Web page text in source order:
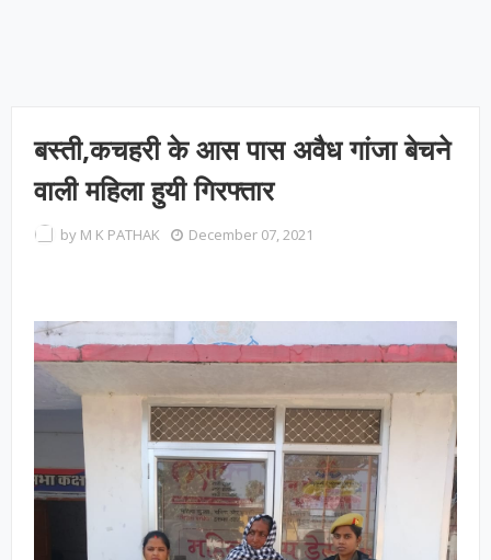
बस्ती,कचहरी के आस पास अवैध गांजा बेचने
वाली महिला हुयी गिरफ्तार
by M K PATHAK December 07, 2021